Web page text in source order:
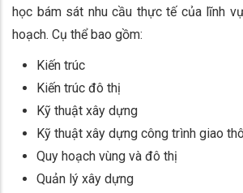
học bám sát nhu cầu thực tế của lĩnh
hoạch. Cụ thể bao gồm:
Kiến trúc
Kiến trúc đô thị
Kỹ thuật xây dựng
Kỹ thuật xây dựng công trình giao
Quy hoạch vùng và đô thị
Quản lý xây dựng